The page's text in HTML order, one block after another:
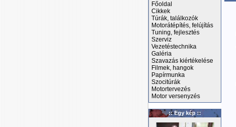
Főoldal
Cikkek
Túrák, találkozók
Motorátépítés, felújítás
Tuning, fejlesztés
Szerviz
Vezetéstechnika
Galéria
Szavazás kiértékelése
Filmek, hangok
Papírmunka
Szocitúrák
Motortervezés
Motor versenyzés
:: Egy kép ::